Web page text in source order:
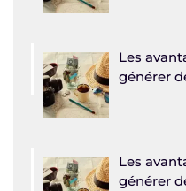
Les
générer
Les
générer